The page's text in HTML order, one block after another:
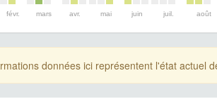
févr. mars avr. mai juin juil. août
données ici représentent l'état actuel